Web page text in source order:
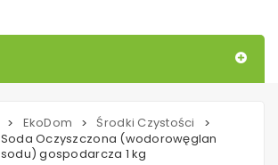
> EkoDom > Środki Czystości
>
Soda Oczyszczona (wodorowęglan
sodu) gospodarcza 1 kg